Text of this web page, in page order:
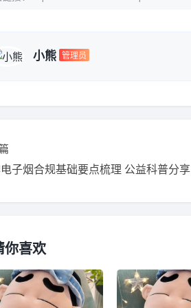
小熊 管理员
子烟合规基础要点梳理 公益科普分享
你喜欢